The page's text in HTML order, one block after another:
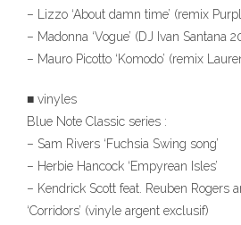
– Lizzo ‘About damn time’ (remix
– Madonna ‘Vogue’ (DJ Ivan Santana
– Mauro Picotto ‘Komodo’ (remix
■ vinyles
Blue Note Classic series :
– Sam Rivers ‘Fuchsia Swing song’
– Herbie Hancock ‘Empyrean Isles’
– Kendrick Scott feat. Reuben Rogers
‘Corridors’ (vinyle argent exclusif)